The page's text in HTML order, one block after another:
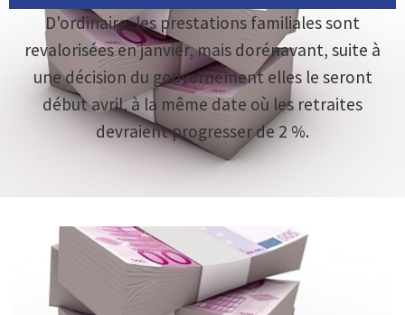
D'ordinaire, les prestations familiales sont
revalorisées en janvier, mais dorénavant, suite à
une décision du gouvernement elles le seront
début avril, à la même date où les retraites
devraient progresser de 2 %.